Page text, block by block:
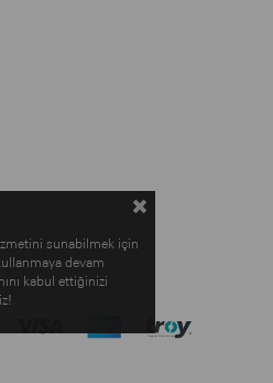
sunabilmek için
devam
kabul ettiğinizi